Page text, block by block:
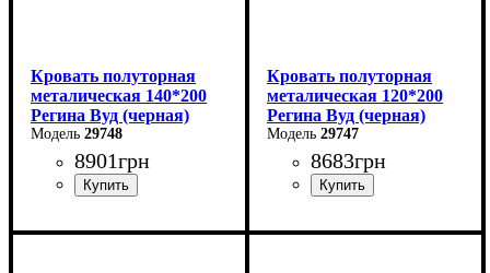
Кровать полуторная
металическая 140*200
Регина Вуд (черная)
29748
8901грн
Ширина: 140 см
Кровать полуторная
металическая 120*200
Регина Вуд (черная)
29747
8683грн
Ширина: 120 см